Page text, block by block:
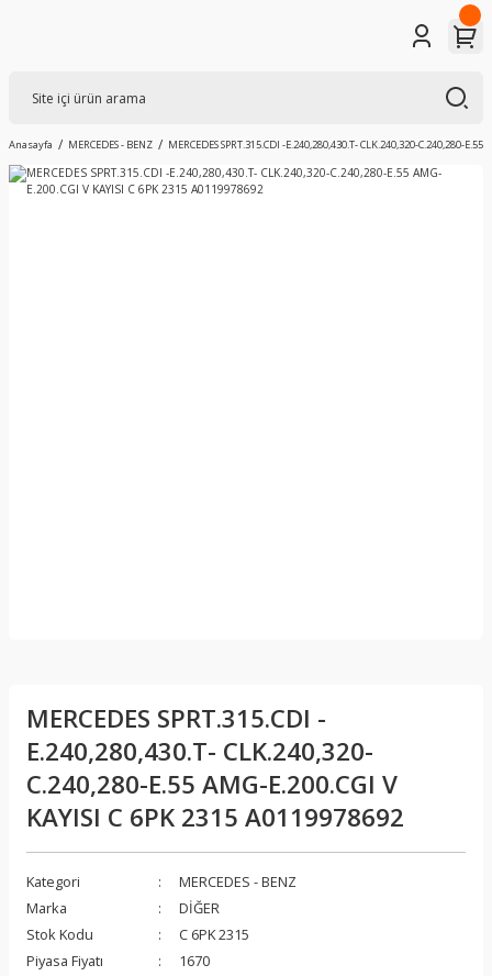
Anasayfa MERCEDES - BENZ MERCEDES SPRT.315.CDI -E.240,280,430.T- CLK.240,320-C.240,280-
MERCEDES SPRT.315.CDI -
E.240,280,430.T- CLK.240,320-
C.240,280-E.55 AMG-E.200.CGI V
KAYISI C 6PK 2315 A0119978692
Kategori
MERCEDES - BENZ
Marka
DİĞER
Stok Kodu
C 6PK 2315
Piyasa Fiyatı
1670